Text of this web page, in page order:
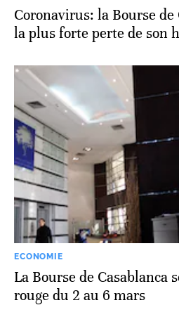
Coronavirus: la Bourse de
la plus forte perte de son
ECONOMIE
La Bourse de Casablanca
rouge du 2 au 6 mars